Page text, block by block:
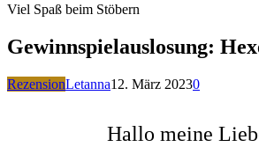
Viel Spaß beim Stöbern
Gewinnspielauslosung:
RezensionLetanna12. März 20230
Hallo meine